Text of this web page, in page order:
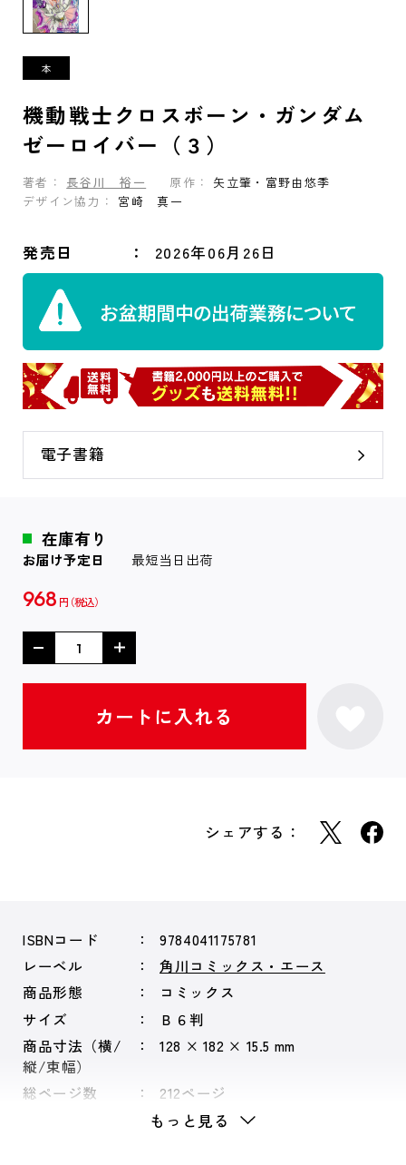
機動戦士クロスボーン・ガンダム
ゼーロイバー（３）
著者： 長谷川 裕一 原作：
矢立肇・富野由悠季
デザイン協力：
宮崎 真一
発売日 2026年06月26日
電子書籍
在庫有り
お届け予定日 最短当日出荷
968 円
シェアする：
ISBNコード
9784041175781
レーベル
角川コミックス・エース
商品形態
コミックス
サイズ
Ｂ６判
商品寸法（横/
縦/束幅）
128 × 182 × 15.5 mm
総ページ数 212ページ
もっと見る